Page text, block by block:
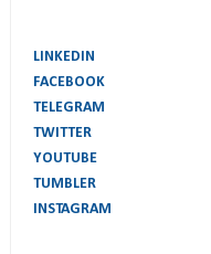
LINKEDIN
FACEBOOK
TELEGRAM
TWITTER
YOUTUBE
TUMBLER
INSTAGRAM